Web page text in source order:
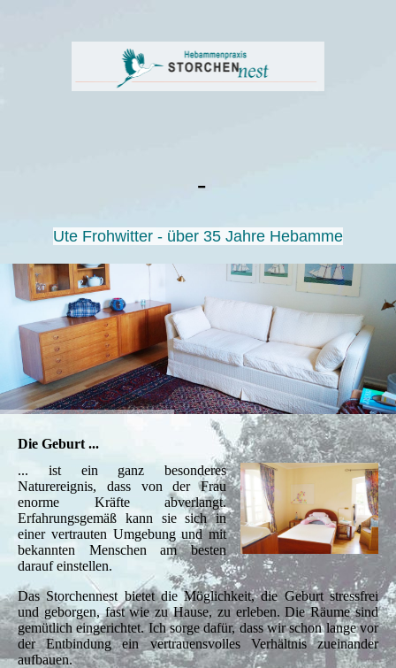
-
Ute Frohwitter - über 35 Jahre Hebamme
Die Geburt ...
... ist ein ganz besonderes
Naturereignis, dass von der Frau
enorme Kräfte abverlangt.
Erfahrungsgemäß kann sie sich in
einer vertrauten Umgebung und mit
bekannten Menschen am besten
darauf einstellen.
Das Storchennest bietet die Möglichkeit, die Geburt stressfrei
und geborgen, fast wie zu Hause, zu erleben. Die Räume sind
gemütlich eingerichtet. Ich sorge dafür, dass wir schon lange vor
der Entbindung ein vertrauensvolles Verhältnis zueinander
aufbauen.